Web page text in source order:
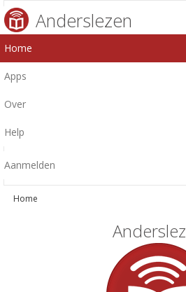
Anderslezen
Home
Apps
Over
Help
Aanmelden
Home